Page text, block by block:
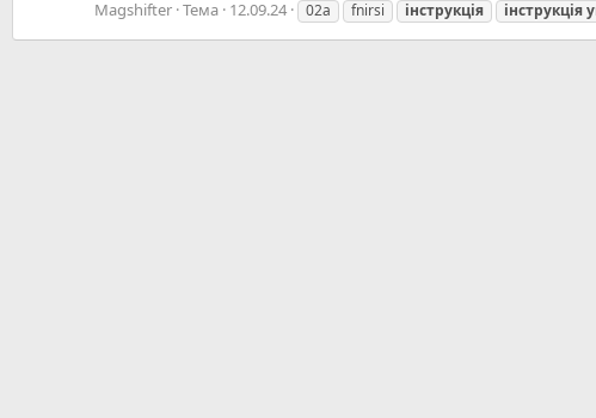
Magshifter Тема 12.09.24 02a fnirsi інструкція інструкція